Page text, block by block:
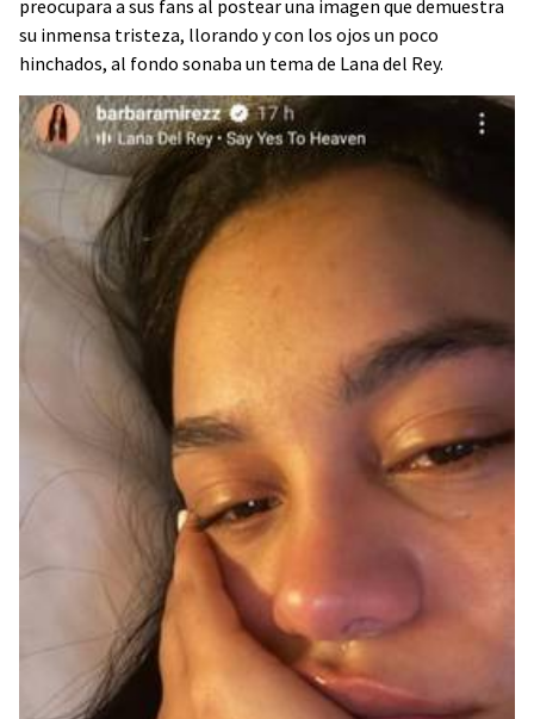
preocupara a sus fans al postear una imagen que demuestra
su inmensa tristeza, llorando y con los ojos un poco
hinchados, al fondo sonaba un tema de Lana del Rey.